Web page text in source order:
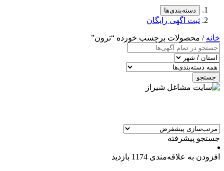
دسته‌بندی‌ها
ثبت اگهی رایگان
خانه / محصولات برچسب خورده “ترون”
جستجو
جستجو پیشرفته
افزودن به علاقه‌مندی 1174 بازدید